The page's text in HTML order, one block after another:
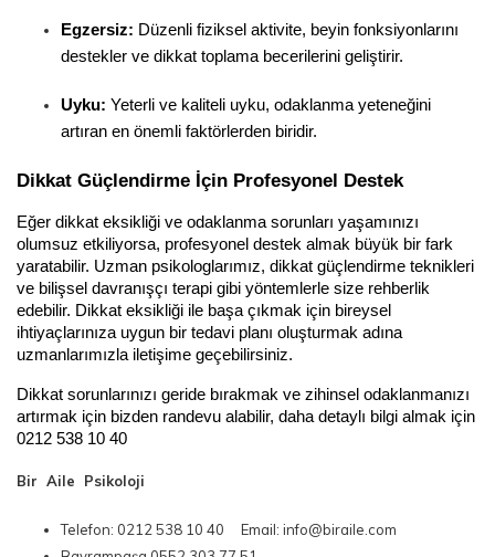
Egzersiz: Düzenli fiziksel aktivite, beyin fonksiyonlarını
destekler ve dikkat toplama becerilerini geliştirir.
Uyku: Yeterli ve kaliteli uyku, odaklanma yeteneğini
artıran en önemli faktörlerden biridir.
Dikkat Güçlendirme İçin Profesyonel Destek
Eğer dikkat eksikliği ve odaklanma sorunları yaşamınızı
olumsuz etkiliyorsa, profesyonel destek almak büyük bir fark
yaratabilir. Uzman psikologlarımız, dikkat güçlendirme teknikleri
ve bilişsel davranışçı terapi gibi yöntemlerle size rehberlik
edebilir. Dikkat eksikliği ile başa çıkmak için bireysel
ihtiyaçlarınıza uygun bir tedavi planı oluşturmak adına
uzmanlarımızla iletişime geçebilirsiniz.
Dikkat sorunlarınızı geride bırakmak ve zihinsel odaklanmanızı
artırmak için bizden randevu alabilir, daha detaylı bilgi almak için
0212 538 10 40
Bir Aile Psikoloji
Telefon: 0212 538 10 40 Email: info@biraile.com